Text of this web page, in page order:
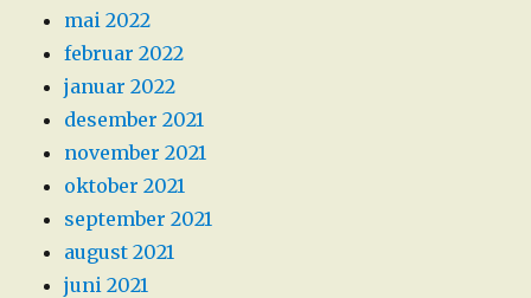
mai 2022
februar 2022
januar 2022
desember 2021
november 2021
oktober 2021
september 2021
august 2021
juni 2021